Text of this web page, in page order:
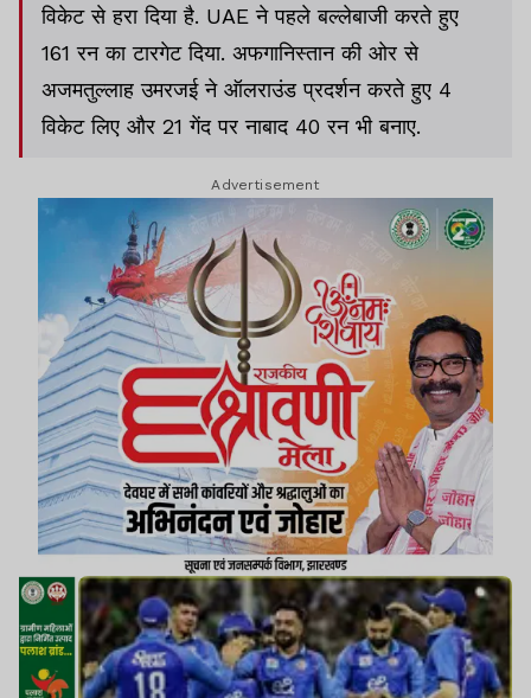
विकेट से हरा दिया है. UAE ने पहले बल्लेबाजी करते हुए
161 रन का टारगेट दिया. अफगानिस्तान की ओर से
अजमतुल्लाह उमरजई ने ऑलराउंड प्रदर्शन करते हुए 4
विकेट लिए और 21 गेंद पर नाबाद 40 रन भी बनाए.
Advertisement